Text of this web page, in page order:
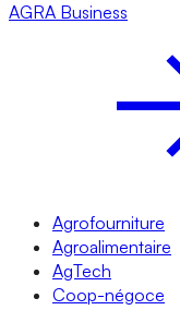
AGRA Business
Agrofourniture
Agroalimentaire
AgTech
Coop-négoce